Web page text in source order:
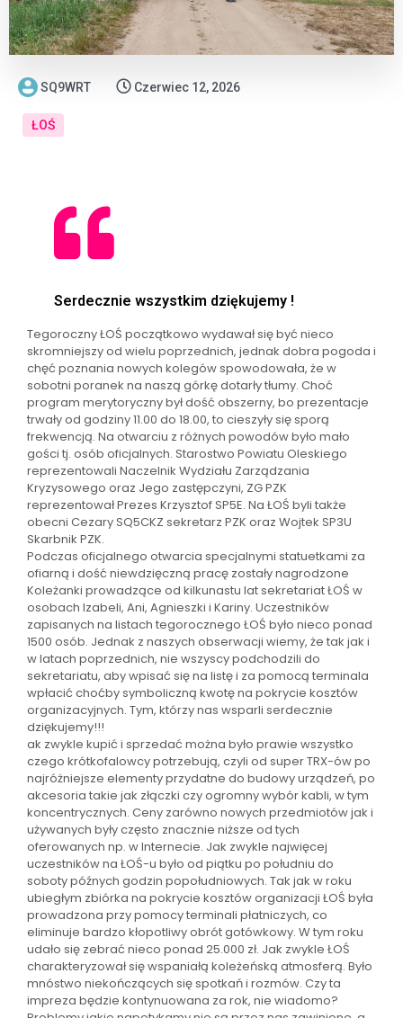
SQ9WRT Czerwiec 12, 2026
ŁOŚ
Serdecznie wszystkim dziękujemy !
Tegoroczny ŁOŚ początkowo wydawał się być nieco
skromniejszy od wielu poprzednich, jednak dobra pogoda i
chęć poznania nowych kolegów spowodowała, że w
sobotni poranek na naszą górkę dotarły tłumy. Choć
program merytoryczny był dość obszerny, bo prezentacje
trwały od godziny 11.00 do 18.00, to cieszyły się sporą
frekwencją. Na otwarciu z różnych powodów było mało
gości tj. osób oficjalnych. Starostwo Powiatu Oleskiego
reprezentowali Naczelnik Wydziału Zarządzania
Kryzysowego oraz Jego zastępczyni, ZG PZK
reprezentował Prezes Krzysztof SP5E. Na ŁOŚ byli także
obecni Cezary SQ5CKZ sekretarz PZK oraz Wojtek SP3U
Skarbnik PZK.
Podczas oficjalnego otwarcia specjalnymi statuetkami za
ofiarną i dość niewdzięczną pracę zostały nagrodzone
Koleżanki prowadzące od kilkunastu lat sekretariat ŁOŚ w
osobach Izabeli, Ani, Agnieszki i Kariny. Uczestników
zapisanych na listach tegorocznego ŁOŚ było nieco ponad
1500 osób. Jednak z naszych obserwacji wiemy, że tak jak i
w latach poprzednich, nie wszyscy podchodzili do
sekretariatu, aby wpisać się na listę i za pomocą terminala
wpłacić choćby symboliczną kwotę na pokrycie kosztów
organizacyjnych. Tym, którzy nas wsparli serdecznie
dziękujemy!!!
ak zwykle kupić i sprzedać można było prawie wszystko
czego krótkofalowcy potrzebują, czyli od super TRX-ów po
najróżniejsze elementy przydatne do budowy urządzeń, po
akcesoria takie jak złączki czy ogromny wybór kabli, w tym
koncentrycznych. Ceny zarówno nowych przedmiotów jak i
używanych były często znacznie niższe od tych
oferowanych np. w Internecie. Jak zwykle najwięcej
uczestników na ŁOŚ-u było od piątku po południu do
soboty późnych godzin popołudniowych. Tak jak w roku
ubiegłym zbiórka na pokrycie kosztów organizacji ŁOŚ była
prowadzona przy pomocy terminali płatniczych, co
eliminuje bardzo kłopotliwy obrót gotówkowy. W tym roku
udało się zebrać nieco ponad 25.000 zł. Jak zwykle ŁOŚ
charakteryzował się wspaniałą koleżeńską atmosferą. Było
mnóstwo niekończących się spotkań i rozmów. Czy ta
impreza będzie kontynuowana za rok, nie wiadomo?